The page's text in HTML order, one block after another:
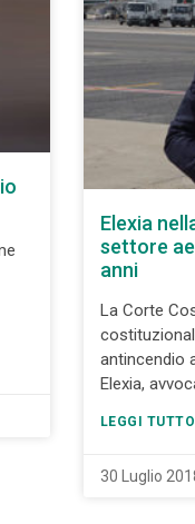
Elexia
settore
anni
La Corte
antincendio
Elexia,
LEGGI
30 Luglio